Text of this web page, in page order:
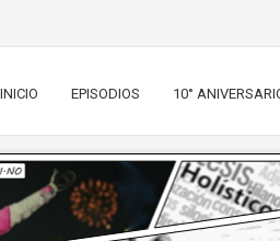
INICIO EPISODIOS 10°